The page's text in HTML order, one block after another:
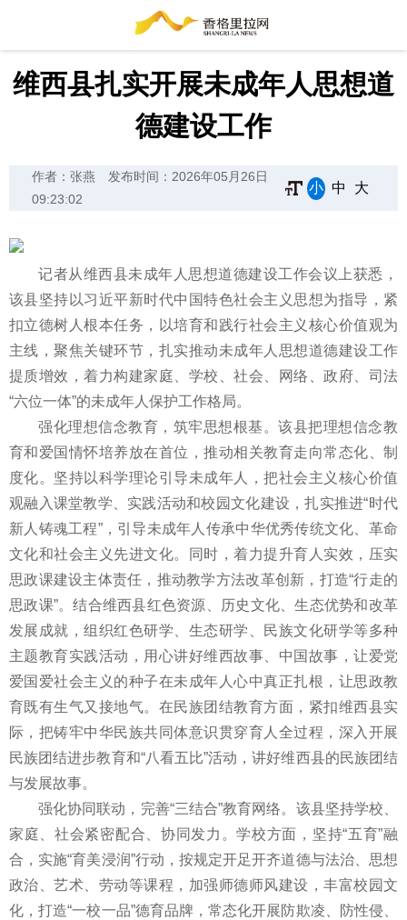
维西县扎实开展未成年人思想道
德建设工作
作者：张燕
发布时间：2026年05月26日
09:23:02
小 中 大
记者从维西县未成年人思想道德建设工作会议上获悉，
该县坚持以习近平新时代中国特色社会主义思想为指导，紧
扣立德树人根本任务，以培育和践行社会主义核心价值观为
主线，聚焦关键环节，扎实推动未成年人思想道德建设工作
提质增效，着力构建家庭、学校、社会、网络、政府、司法
“六位一体”的未成年人保护工作格局。
强化理想信念教育，筑牢思想根基。该县把理想信念教
育和爱国情怀培养放在首位，推动相关教育走向常态化、制
度化。坚持以科学理论引导未成年人，把社会主义核心价值
观融入课堂教学、实践活动和校园文化建设，扎实推进“时代
新人铸魂工程”，引导未成年人传承中华优秀传统文化、革命
文化和社会主义先进文化。同时，着力提升育人实效，压实
思政课建设主体责任，推动教学方法改革创新，打造“行走的
思政课”。结合维西县红色资源、历史文化、生态优势和改革
发展成就，组织红色研学、生态研学、民族文化研学等多种
主题教育实践活动，用心讲好维西故事、中国故事，让爱党
爱国爱社会主义的种子在未成年人心中真正扎根，让思政教
育既有生气又接地气。在民族团结教育方面，紧扣维西县实
际，把铸牢中华民族共同体意识贯穿育人全过程，深入开展
民族团结进步教育和“八看五比”活动，讲好维西县的民族团结
与发展故事。
强化协同联动，完善“三结合”教育网络。该县坚持学校、
家庭、社会紧密配合、协同发力。学校方面，坚持“五育”融
合，实施“育美浸润”行动，按规定开足开齐道德与法治、思想
政治、艺术、劳动等课程，加强师德师风建设，丰富校园文
化，打造“一校一品”德育品牌，常态化开展防欺凌、防性侵、